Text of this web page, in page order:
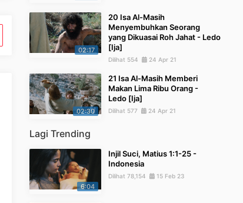
02:17
20 Isa Al-Masih
Menyembuhkan Seorang
yang Dikuasai Roh Jahat - Ledo
[Ija]
Dilihat 554 24 Apr 21
02:30
21 Isa Al-Masih Memberi
Makan Lima Ribu Orang -
Ledo [Ija]
Dilihat 577 24 Apr 21
Lagi Trending
6:04
Injil Suci, Matius 1:1-25 -
Indonesia
Dilihat 78,154 15 Feb 23